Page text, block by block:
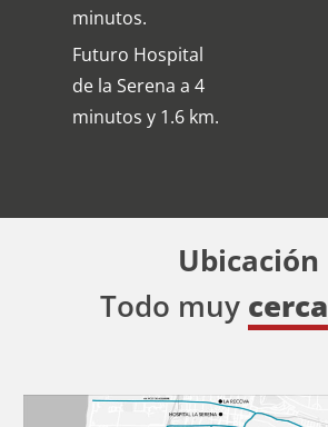
minutos.
Futuro Hospital
de la Serena a 4
minutos y 1.6 km.
Ubicación
Todo muy cerca